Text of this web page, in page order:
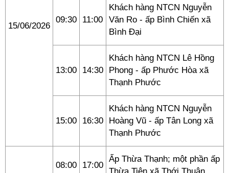
15/06/2026
09:30 11:00
Khách hàng NTCN Nguyễn
Văn Ro - ấp Bình Chiến xã
Bình Đại
13:00 14:30
Khách hàng NTCN Lê Hồng
Phong - ấp Phước Hòa xã
Thạnh Phước
15:00 16:30
Khách hàng NTCN Nguyễn
Hoàng Vũ - ấp Tân Long xã
Thạnh Phước
08:00 17:00
Ấp Thừa Thạnh; một phần ấp